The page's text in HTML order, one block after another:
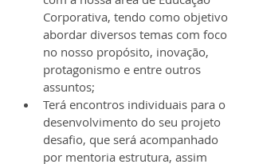
Corporativa, tendo como objetivo
abordar diversos temas com foco
no nosso propósito, inovação,
protagonismo e entre outros
assuntos;
Terá encontros individuais para o
desenvolvimento do seu projeto
desafio, que será acompanhado
por mentoria estrutura, assim